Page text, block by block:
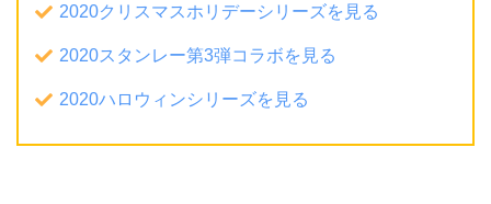
2020クリスマスホリデーシリーズを見る
2020スタンレー第3弾コラボを見る
2020ハロウィンシリーズを見る